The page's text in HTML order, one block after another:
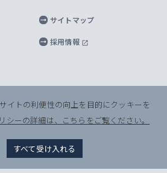
所
のアクセス
み
シー
サイトマップ
採用情報
University. All Rights Reserved.
イトの利便性の向上を目的にクッキーを
シーの詳細は、こちらをご覧ください。
すべて受け入れる